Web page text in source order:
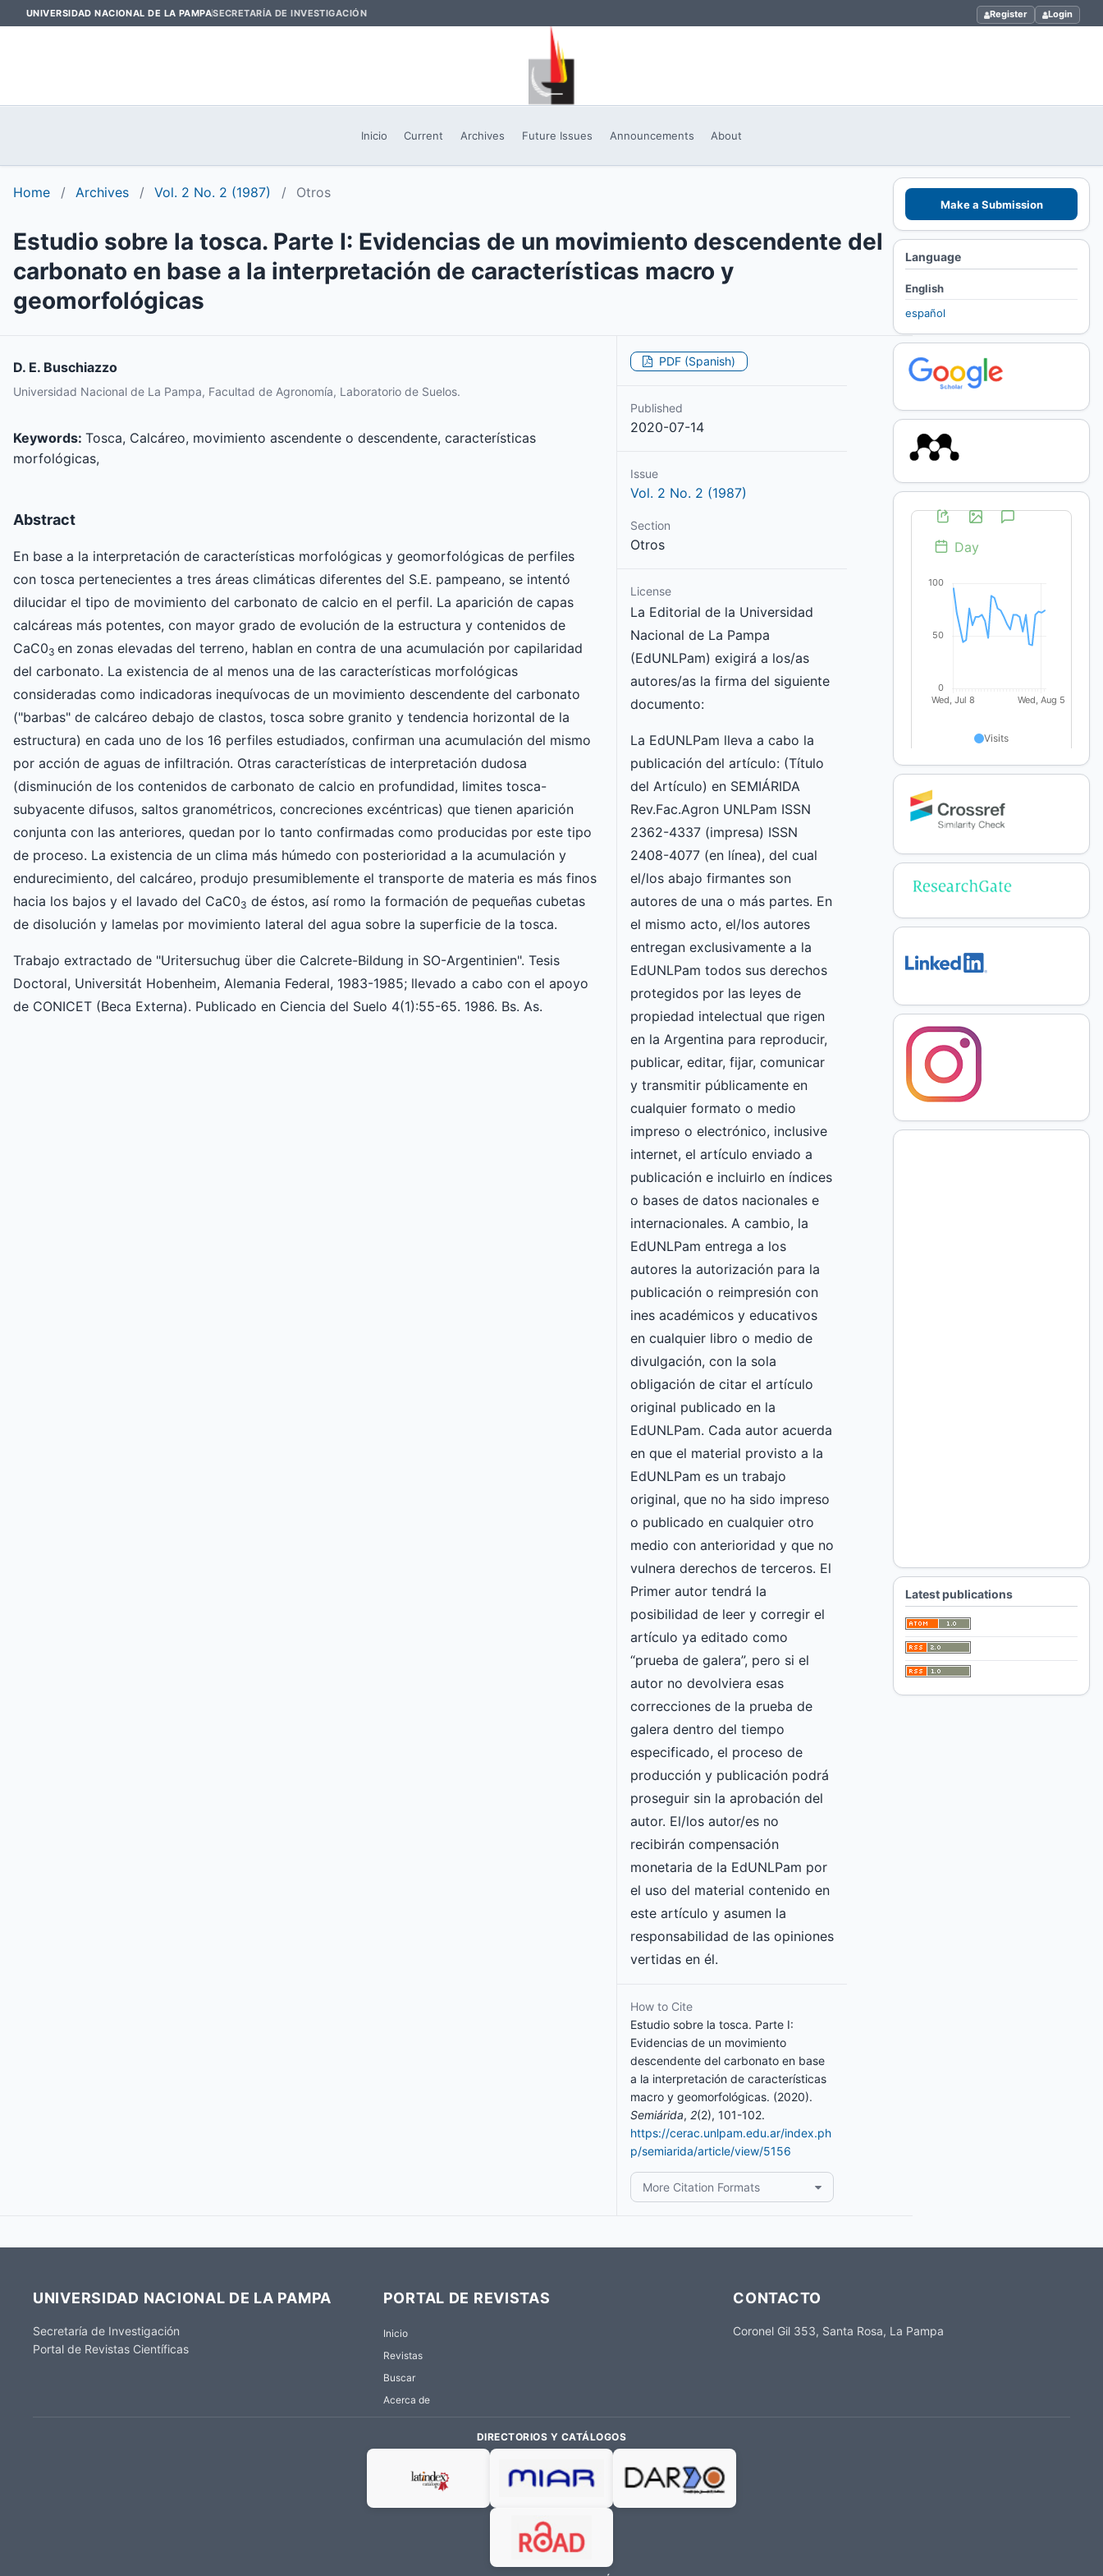
UNIVERSIDAD NACIONAL DE LA PAMPASECRETARÍA DE INVESTIGACIÓN Register Login
Inicio Current Archives Future Issues Announcements About
Home / Archives / Vol. 2 No. 2 (1987) / Otros
Estudio sobre la tosca. Parte I: Evidencias de un movimiento descendente del
carbonato en base a la interpretación de características macro y
geomorfológicas
D. E. Buschiazzo
Universidad Nacional de La Pampa, Facultad de Agronomía, Laboratorio de Suelos.
Keywords: Tosca, Calcáreo, movimiento ascendente o descendente, características
morfológicas,
Abstract
En base a la interpretación de características morfológicas y geomorfológicas de perfiles
con tosca pertenecientes a tres áreas climáticas diferentes del S.E. pampeano, se intentó
dilucidar el tipo de movimiento del carbonato de calcio en el perfil. La aparición de capas
calcáreas más potentes, con mayor grado de evolución de la estructura y contenidos de
CaC03 en zonas elevadas del terreno, hablan en contra de una acumulación por capilaridad
del carbonato. La existencia de al menos una de las características morfológicas
consideradas como indicadoras inequívocas de un movimiento descendente del carbonato
("barbas" de calcáreo debajo de clastos, tosca sobre granito y tendencia horizontal de la
estructura) en cada uno de los 16 perfiles estudiados, confirman una acumulación del mismo
por acción de aguas de infiltración. Otras características de interpretación dudosa
(disminución de los contenidos de carbonato de calcio en profundidad, limites tosca-
subyacente difusos, saltos granométricos, concreciones excéntricas) que tienen aparición
conjunta con las anteriores, quedan por lo tanto confirmadas como producidas por este tipo
de proceso. La existencia de un clima más húmedo con posterioridad a la acumulación y
endurecimiento, del calcáreo, produjo presumiblemente el transporte de materia es más finos
hacia los bajos y el lavado del CaC03 de éstos, así romo la formación de pequeñas cubetas
de disolución y lamelas por movimiento lateral del agua sobre la superficie de la tosca.
Trabajo extractado de "Uritersuchug über die Calcrete-Bildung in SO-Argentinien". Tesis
Doctoral, Universitát Hobenheim, Alemania Federal, 1983-1985; llevado a cabo con el apoyo
de CONICET (Beca Externa). Publicado en Ciencia del Suelo 4(1):55-65. 1986. Bs. As.
PDF (Spanish)
Published
2020-07-14
Issue
Vol. 2 No. 2 (1987)
Section
Otros
License
La Editorial de la Universidad
Nacional de La Pampa
(EdUNLPam) exigirá a los/as
autores/as la firma del siguiente
documento:
La EdUNLPam lleva a cabo la
publicación del artículo: (Título
del Artículo) en SEMIÁRIDA
Rev.Fac.Agron UNLPam ISSN
2362-4337 (impresa) ISSN
2408-4077 (en línea), del cual
el/los abajo firmantes son
autores de una o más partes. En
el mismo acto, el/los autores
entregan exclusivamente a la
EdUNLPam todos sus derechos
protegidos por las leyes de
propiedad intelectual que rigen
en la Argentina para reproducir,
publicar, editar, fijar, comunicar
y transmitir públicamente en
cualquier formato o medio
impreso o electrónico, inclusive
internet, el artículo enviado a
publicación e incluirlo en índices
o bases de datos nacionales e
internacionales. A cambio, la
EdUNLPam entrega a los
autores la autorización para la
publicación o reimpresión con
ines académicos y educativos
en cualquier libro o medio de
divulgación, con la sola
obligación de citar el artículo
original publicado en la
EdUNLPam. Cada autor acuerda
en que el material provisto a la
EdUNLPam es un trabajo
original, que no ha sido impreso
o publicado en cualquier otro
medio con anterioridad y que no
vulnera derechos de terceros. El
Primer autor tendrá la
posibilidad de leer y corregir el
artículo ya editado como
“prueba de galera”, pero si el
autor no devolviera esas
correcciones de la prueba de
galera dentro del tiempo
especificado, el proceso de
producción y publicación podrá
proseguir sin la aprobación del
autor. El/los autor/es no
recibirán compensación
monetaria de la EdUNLPam por
el uso del material contenido en
este artículo y asumen la
responsabilidad de las opiniones
vertidas en él.
How to Cite
Estudio sobre la tosca. Parte I:
Evidencias de un movimiento
descendente del carbonato en base
a la interpretación de características
macro y geomorfológicas. (2020).
Semiárida, 2(2), 101-102.
https://cerac.unlpam.edu.ar/index.ph
p/semiarida/article/view/5156
More Citation Formats
Make a Submission
Language
English
español
Latest publications
UNIVERSIDAD NACIONAL DE LA PAMPA
Secretaría de Investigación
Portal de Revistas Científicas
PORTAL DE REVISTAS
Inicio
Revistas
Buscar
Acerca de
CONTACTO
Coronel Gil 353, Santa Rosa, La Pampa
DIRECTORIOS Y CATÁLOGOS